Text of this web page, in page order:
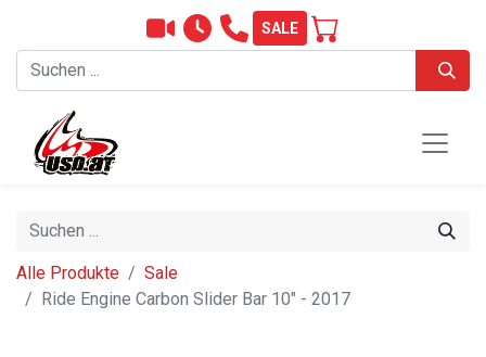
SALE
Alle Produkte
Sale
Ride Engine Carbon Slider Bar 10" - 2017